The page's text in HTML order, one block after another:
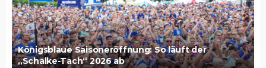
Königsblaue Saisoneröffnung: So läuft der
„Schalke-Tach“ 2026 ab